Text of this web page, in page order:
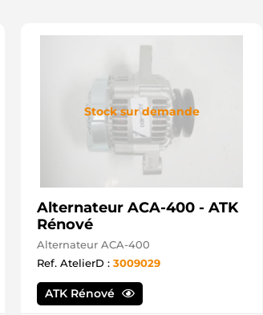
Stock sur demande
Alternateur ACA-400 - ATK
Rénové
Alternateur ACA-400
Ref. AtelierD : 3009029
ATK Rénové